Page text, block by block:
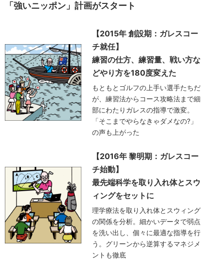
「強いニッポン」計画がスタート
【2015年 創設期：ガレスコー
チ就任】
練習の仕方、練習量、戦い方な
どやり方を180度変えた
もともとゴルフの上手い選手たちだ
が、練習法からコース攻略法まで細
部にわたりガレスの指導で激変。
「そこまでやらなきゃダメなの?」
の声も上がった
【2016年 黎明期：ガレスコー
チ始動】
最先端科学を取り入れ体とスウ
ィングをセットに
理学療法を取り入れ体とスウィング
の関係を分析。細かいデータで弱点
を洗い出し、個々に最適な指導を行
う。グリーンから逆算するマネジメ
ントも徹底